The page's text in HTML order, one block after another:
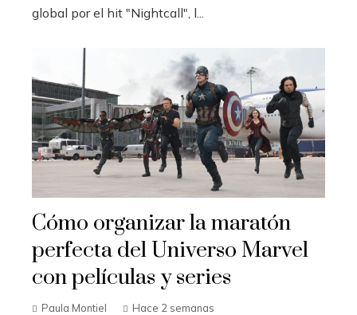
global por el hit "Nightcall", l...
Cómo organizar la maratón
perfecta del Universo Marvel
con películas y series
Paula Montiel Hace 2 semanas